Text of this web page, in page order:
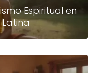
Espiritual en